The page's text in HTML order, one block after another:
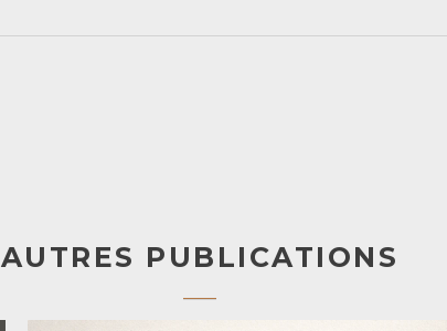
AUTRES PUBLICATIONS